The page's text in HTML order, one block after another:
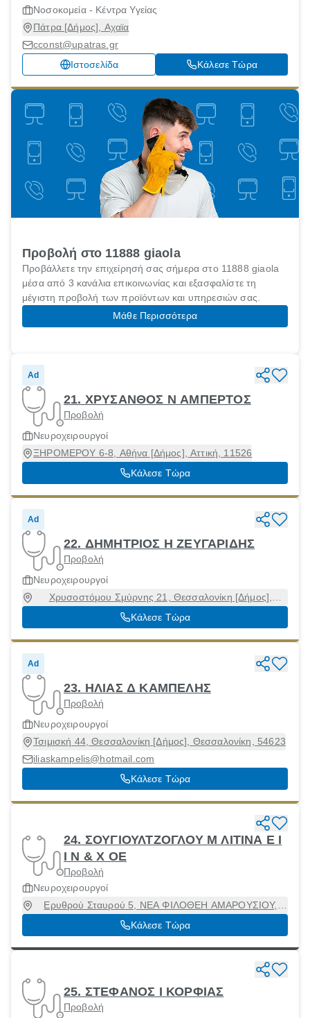
Νοσοκομεία - Κέντρα Υγείας
Πάτρα [Δήμος], Αχαϊα
cconst@upatras.gr
Ιστοσελίδα
Κάλεσε Τώρα
Προβολή στο 11888 giaola
Προβάλλετε την επιχείρησή σας σήμερα στο 11888 giaola
μέσα από 3 κανάλια επικοινωνίας και εξασφαλίστε τη
μέγιστη προβολή των προϊόντων και υπηρεσιών σας.
Μάθε Περισσότερα
Ad
21. ΧΡΥΣΑΝΘΟΣ Ν ΑΜΠΕΡΤΟΣ
Προβολή
Νευροχειρουργοί
ΞΗΡΟΜΕΡΟΥ 6-8, Αθήνα [Δήμος], Αττική, 11526
Κάλεσε Τώρα
Ad
22. ΔΗΜΗΤΡΙΟΣ Η ΖΕΥΓΑΡΙΔΗΣ
Προβολή
Νευροχειρουργοί
Χρυσοστόμου Σμύρνης 21, Θεσσαλονίκη [Δήμος],
Θεσσαλονίκη, 54622
Κάλεσε Τώρα
Ad
23. ΗΛΙΑΣ Δ ΚΑΜΠΕΛΗΣ
Προβολή
Νευροχειρουργοί
Τσιμισκή 44, Θεσσαλονίκη [Δήμος], Θεσσαλονίκη, 54623
iliaskampelis@hotmail.com
Κάλεσε Τώρα
24. ΣΟΥΓΙΟΥΛΤΖΟΓΛΟΥ Μ ΛΙΤΙΝΑ Ε Ι
Ι Ν & Χ ΟΕ
Προβολή
Νευροχειρουργοί
Ερυθρού Σταυρού 5, ΝΕΑ ΦΙΛΟΘΕΗ ΑΜΑΡΟΥΣΙΟΥ,
Αμαρούσιο, Αττική, 15123
Κάλεσε Τώρα
25. ΣΤΕΦΑΝΟΣ Ι ΚΟΡΦΙΑΣ
Προβολή